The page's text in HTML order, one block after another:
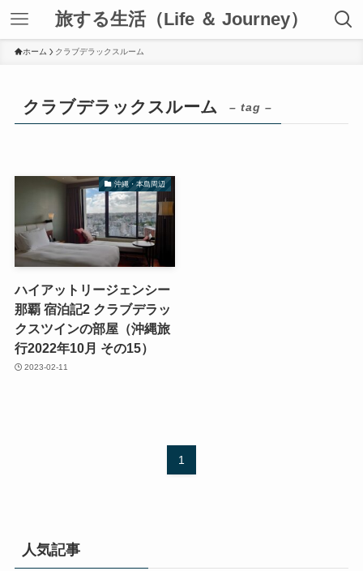
旅する生活（Life ＆ Journey）
ホーム クラブデラックスルーム
クラブデラックスルーム – tag –
沖縄・本島周辺
ハイアットリージェンシー
那覇 宿泊記2 クラブデラッ
クスツインの部屋（沖縄旅
行2022年10月 その15）
2023-02-11
1
人気記事